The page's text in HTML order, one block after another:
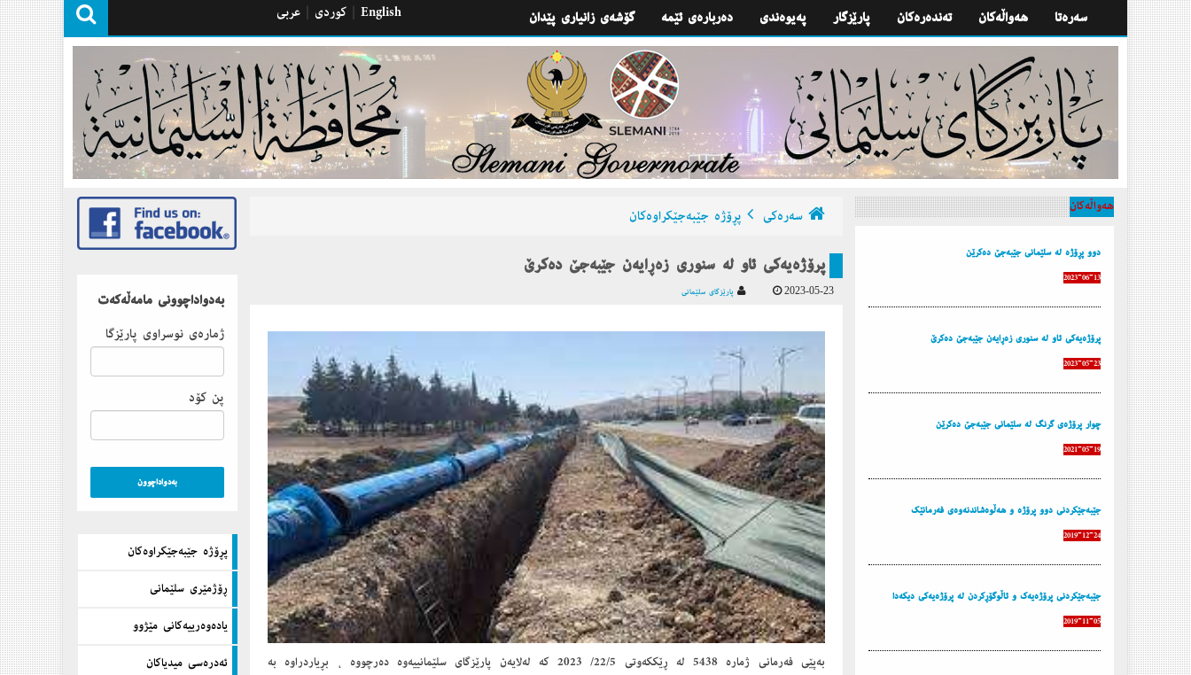
كوردی عربی English گۆشه‌ی زانیاری پێدان په‌یوه‌ندی پارێزگار تەندەرەكان هه‌واڵه‌كان سه‌ره‌تا
بەدواداچوونى مامەڵەكەت
ژمارەى نوسراوى پارێزگا
پن كۆد
پڕۆژه‌ جێبه‌جێكراوه‌كان
ڕۆژمێری سلێمانی
یاده‌وه‌رییه‌كانی مێژوو
ئه‌دره‌سی میدیاكان
سه‌ره‌كی پڕۆژه‌ جێبه‌جێكراوه‌كان
پرۆژه‌یه‌كی ئاو له‌ سنوری زه‌ڕایه‌ن جێبه‌جێ ده‌كرێ
2023-05-23
به‌پێی فه‌رمانی ژماره‌ 5438 له‌ ڕێككه‌وتی 22/5/ 2023 کە لەلایەن پارێزگای سلێمانییەوە دەرچووە ، بڕیاردراوە به‌
هه‌واڵه‌كان
دوو پڕۆژه‌ له‌ سلێمانی جێبه‌جێ ده‌كرێن
2023-06-13
پرۆژه‌یه‌كی ئاو له‌ سنوری زه‌ڕایه‌ن جێبه‌جێ ده‌كرێ
2023-05-23
چوار پرۆژەی گرنگ لە سلێمانی جێبەجێ دەكرێن
2021-05-19
جێبەجێكردنی دوو پرۆژە ‌و هەڵوەشاندنەوەی فەرمانێك
2019-12-24
جێبەجێكردنی پرۆژەیەك ‌و ئاڵوگۆڕكردن لە پرۆژەیەكی دیكەدا
2019-11-05